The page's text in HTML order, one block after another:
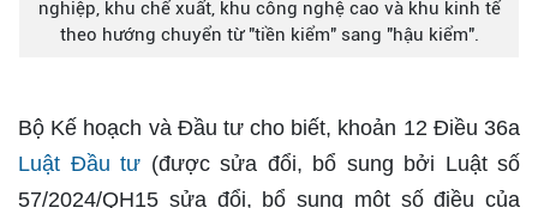
nghiệp, khu chế xuất, khu công nghệ cao và khu kinh tế
theo hướng chuyển từ "tiền kiểm" sang "hậu kiểm".
Bộ Kế hoạch và Đầu tư cho biết, khoản 12 Điều 36a
Luật Đầu tư (được sửa đổi, bổ sung bởi Luật số
57/2024/QH15 sửa đổi, bổ sung một số điều của